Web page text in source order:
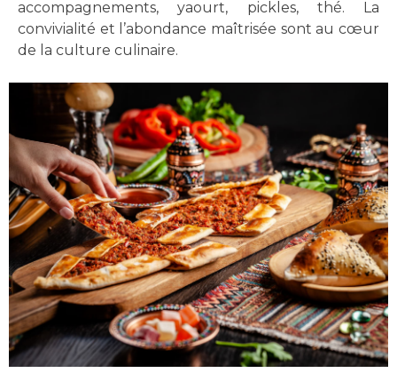
accompagnements, yaourt, pickles, thé. La
convivialité et l’abondance maîtrisée sont au cœur
de la culture culinaire.